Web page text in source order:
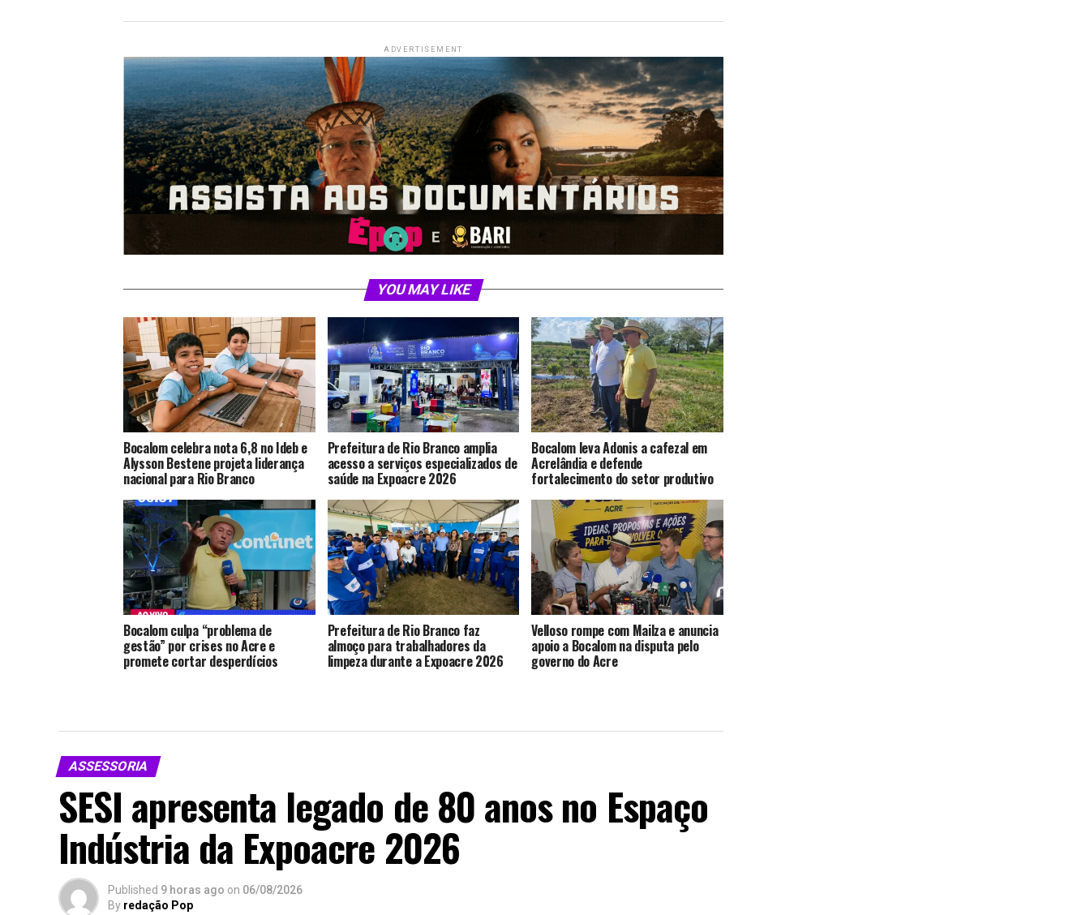
ADVERTISEMENT
YOU MAY LIKE
Bocalom celebra nota 6,8 no Ideb e
Alysson Bestene projeta liderança
nacional para Rio Branco
Prefeitura de Rio Branco amplia
acesso a serviços especializados de
saúde na Expoacre 2026
Bocalom leva Adonis a cafezal em
Acrelândia e defende
fortalecimento do setor produtivo
Bocalom culpa “problema de
gestão” por crises no Acre e
promete cortar desperdícios
Prefeitura de Rio Branco faz
almoço para trabalhadores da
limpeza durante a Expoacre 2026
Velloso rompe com Mailza e anuncia
apoio a Bocalom na disputa pelo
governo do Acre
ASSESSORIA
SESI apresenta legado de 80 anos no Espaço
Indústria da Expoacre 2026
Published 9 horas ago on 06/08/2026
By redação Pop